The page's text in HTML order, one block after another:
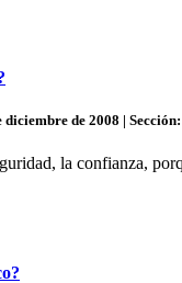
de 2008 | Sección:
la confianza,